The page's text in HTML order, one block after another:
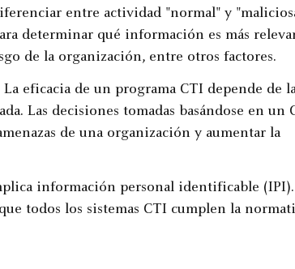
entre actividad "normal" y
determinar qué información es más
de la organización, entre otros factores.
La eficacia de un programa CTI depende de
Las decisiones tomadas basándose en un
de una organización y aumentar la
información personal identificable (IPI).
todos los sistemas CTI cumplen la